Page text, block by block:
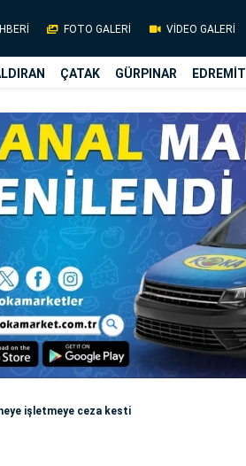
FOTO GALERİ VİDEO GALERİ
ÇATAK GÜRPINAR EDREMİT
işletmeye ceza kesti